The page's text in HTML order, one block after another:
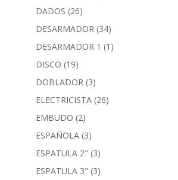
DADOS (26)
DESARMADOR (34)
DESARMADOR 1 (1)
DISCO (19)
DOBLADOR (3)
ELECTRICISTA (26)
EMBUDO (2)
ESPAÑOLA (3)
ESPATULA 2" (3)
ESPATULA 3" (3)